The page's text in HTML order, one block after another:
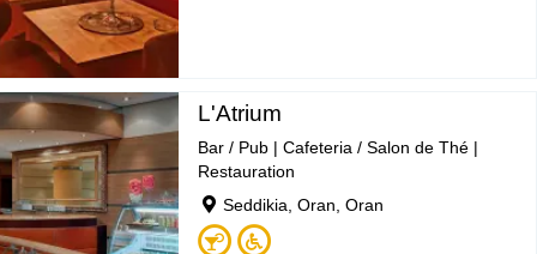
L'Atrium
Bar / Pub |Cafeteria / Salon de Thé |
Restauration
Seddikia, Oran, Oran